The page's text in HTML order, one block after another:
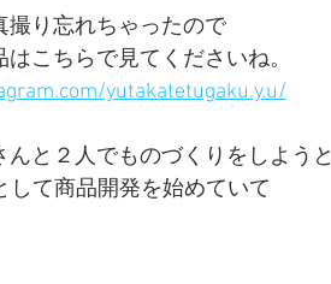
撮り忘れちゃったので
こちらで見てくださいね。
yutakatetugaku.y.u/
と２人でものづくりをしようと
して商品開発を始めていて